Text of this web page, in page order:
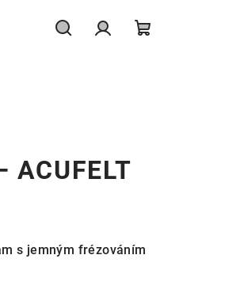
s jemným frézováním